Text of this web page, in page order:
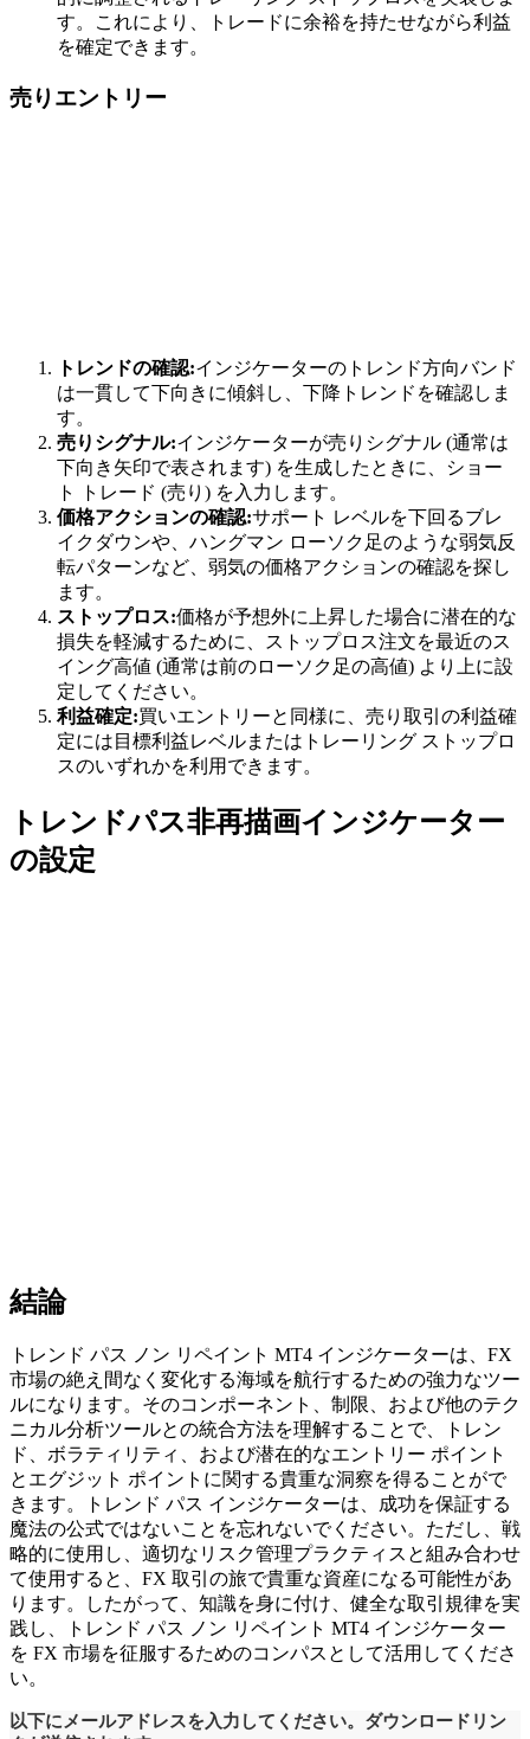
す。これにより、トレードに余裕を持たせながら利益
を確定できます。
売りエントリー
トレンドの確認:インジケーターのトレンド方向バンド
は一貫して下向きに傾斜し、下降トレンドを確認しま
す。
売りシグナル:インジケーターが売りシグナル (通常は
下向き矢印で表されます) を生成したときに、ショー
ト トレード (売り) を入力します。
価格アクションの確認:サポート レベルを下回るブレ
イクダウンや、ハングマン ローソク足のような弱気反
転パターンなど、弱気の価格アクションの確認を探し
ます。
ストップロス:価格が予想外に上昇した場合に潜在的な
損失を軽減するために、ストップロス注文を最近のス
イング高値 (通常は前のローソク足の高値) より上に設
定してください。
利益確定:買いエントリーと同様に、売り取引の利益確
定には目標利益レベルまたはトレーリング ストップロ
スのいずれかを利用できます。
トレンドパス非再描画インジケーター
の設定
結論
トレンド パス ノン リペイント MT4 インジケーターは、FX
市場の絶え間なく変化する海域を航行するための強力なツー
ルになります。そのコンポーネント、制限、および他のテク
ニカル分析ツールとの統合方法を理解することで、トレン
ド、ボラティリティ、および潜在的なエントリー ポイント
とエグジット ポイントに関する貴重な洞察を得ることがで
きます。トレンド パス インジケーターは、成功を保証する
魔法の公式ではないことを忘れないでください。ただし、戦
略的に使用し、適切なリスク管理プラクティスと組み合わせ
て使用​​すると、FX 取引の旅で貴重な資産になる可能性があ
ります。したがって、知識を身に付け、健全な取引規律を実
践し、トレンド パス ノン リペイント MT4 インジケーター
を FX 市場を征服するためのコンパスとして活用してくださ
い。
以下にメールアドレスを入力してください。ダウンロードリン